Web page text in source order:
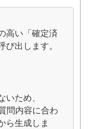
高い「確定済
び出します。
いため、
問内容に合わ
ら生成しま